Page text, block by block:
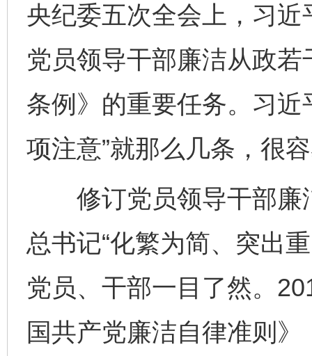
央纪委五次全会上，习
党员领导干部廉洁从政
条例》的重要任务。习近
项注意”就那么几条，很
修订党员领导干部廉
总书记“化繁为简、突出
党员、干部一目了然。
国共产党廉洁自律准则